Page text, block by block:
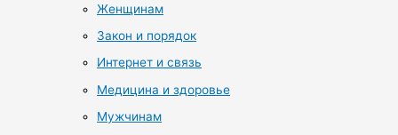
Женщинам
Закон и порядок
Интернет и связь
Медицина и здоровье
Мужчинам